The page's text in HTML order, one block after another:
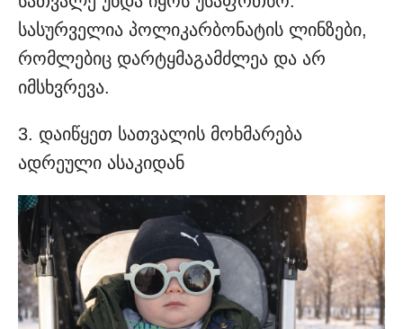
სასურველია პოლიკარბონატის ლინზები,
რომლებიც დარტყმაგამძლეა და არ
იმსხვრევა.
3. დაიწყეთ სათვალის მოხმარება
ადრეული ასაკიდან